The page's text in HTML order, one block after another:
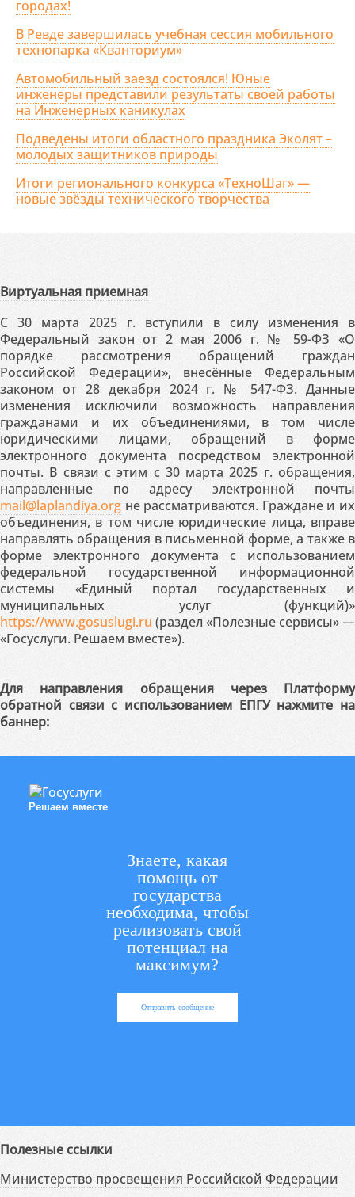
городах!
В Ревде завершилась учебная сессия мобильного
технопарка «Кванториум»
Автомобильный заезд состоялся! Юные
инженеры представили результаты своей работы
на Инженерных каникулах
Подведены итоги областного праздника Эколят –
молодых защитников природы
Итоги регионального конкурса «ТехноШаг» —
новые звёзды технического творчества
Виртуальная приемная
С 30 марта 2025 г. вступили в силу изменения в
Федеральный закон от 2 мая 2006 г. № 59-ФЗ «О
порядке рассмотрения обращений граждан
Российской Федерации», внесённые Федеральным
законом от 28 декабря 2024 г. № 547-ФЗ. Данные
изменения исключили возможность направления
гражданами и их объединениями, в том числе
юридическими лицами, обращений в форме
электронного документа посредством электронной
почты. В связи с этим с 30 марта 2025 г. обращения,
направленные по адресу электронной почты
mail@laplandiya.org не рассматриваются. Граждане и их
объединения, в том числе юридические лица, вправе
направлять обращения в письменной форме, а также в
форме электронного документа с использованием
федеральной государственной информационной
системы «Единый портал государственных и
муниципальных услуг (функций)»
https://www.gosuslugi.ru (раздел «Полезные сервисы» —
«Госуслуги. Решаем вместе»).
Для направления обращения через Платформу
обратной связи с использованием ЕПГУ нажмите на
баннер:
Решаем вместе
Знаете, какая
помощь от
государства
необходима, чтобы
реализовать свой
потенциал на
максимум?
Отправить сообщение
Полезные ссылки
Министерство просвещения Российской Федерации